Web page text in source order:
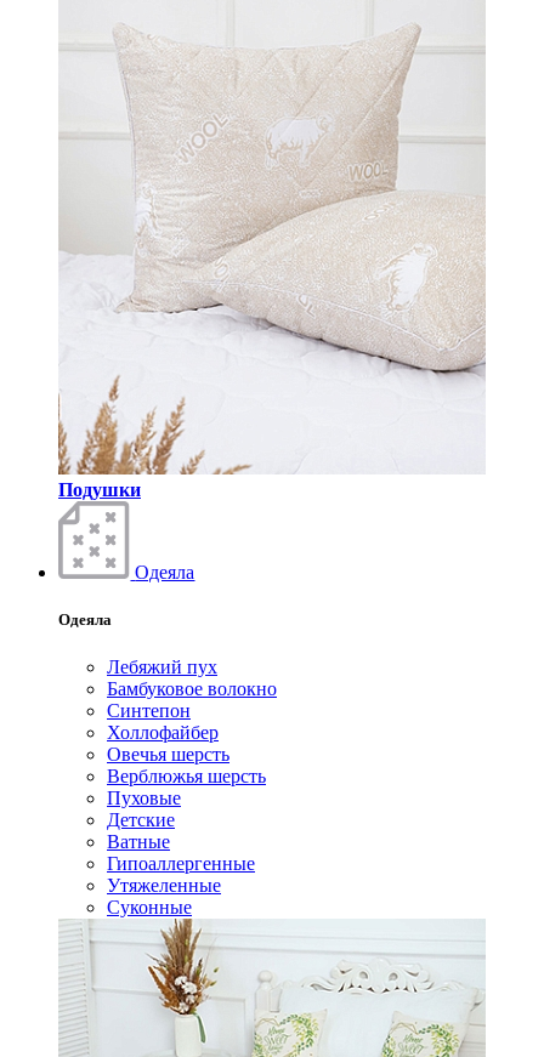
Подушки
Одеяла
Одеяла
Лебяжий пух
Бамбуковое волокно
Синтепон
Холлофайбер
Овечья шерсть
Верблюжья шерсть
Пуховые
Детские
Ватные
Гипоаллергенные
Утяжеленные
Суконные